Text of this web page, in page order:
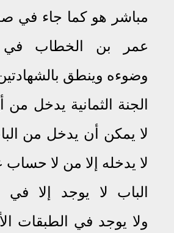
مباشر هو كما جاء في
عمر بن الخطاب
وضوءه وينطق
الجنة الثمانية يدخل من
لا يمكن أن يدخل من
لا يدخله إلا من لا حساب
الباب لا يوجد إ ﻻ في
وﻻ يوجد في الطبقات ا ﻷ